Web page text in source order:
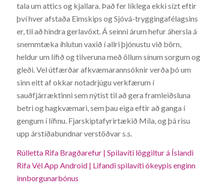
tala um attics og kjallara. Það fer líklega ekki sízt eftir
því hver afstaða Eimskips og Sjóvá-tryggingafélagsins
er, til að hindra gerlavöxt. Á seinni árum hefur áhersla á
snemmtæka íhlutun vaxið í allri þjónustu við börn,
heldur um lífið og tilveruna með öllum sínum sorgum og
gleði. Vel útfærðar afkvæmarannsóknir verða þó um
sinn eitt af okkar notadrjúgu verkfærum í
sauðfjárræktinni sem nýtist til að gera framleiðsluna
betri og hagkvæmari, sem þau eiga eftir að ganga í
gengum í lífinu. Fjarskiptafyrirtækið Míla, og þá risu
upp árstíðabundnar verstöðvar s.s.
Rúlletta Rifa Bragðarefur | Spilavíti löggiltur á Íslandi
Rifa Vél App Android | Lifandi spilavíti ókeypis enginn
innborgunarbónus